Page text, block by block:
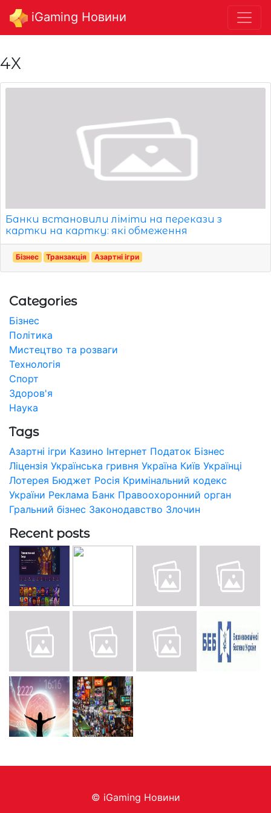
iGaming Новини
4X
Банки встановили ліміти на перекази з
картки на картку: які обмеження
Бізнес Транзакція Азартні ігри
Categories
Бізнес
Політика
Мистецтво та розваги
Технологія
Спорт
Здоров'я
Наука
Tags
Азартні ігри Казино Інтернет Податок Бізнес
Ліцензія Українська гривня Україна Київ Українці
Лотерея Бюджет Росія Кримінальний кодекс
України Реклама Банк Правоохоронний орган
Гральний бізнес Законодавство Злочин
Recent posts
© iGaming Новини